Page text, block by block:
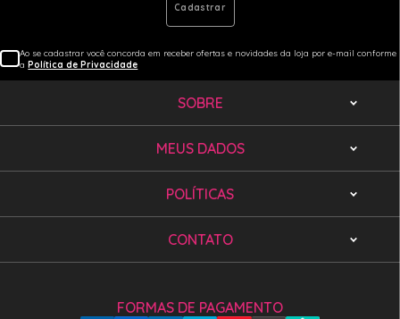
Cadastrar
Ao se cadastrar você concorda em receber ofertas e novidades da loja por e-mail conforme
aPolítica de Privacidade
SOBRE
MEUS DADOS
POLÍTICAS
CONTATO
FORMAS DE PAGAMENTO